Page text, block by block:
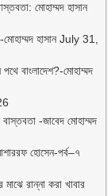
মোহাম্মদ হাসান
হাসান July 31,
বাংলাদেশ?-মোহাম্মদ
-জাবেদ মোহাম্মদ
হোসেন-পর্ব–৭
মাঝে রান্না করা খাবার